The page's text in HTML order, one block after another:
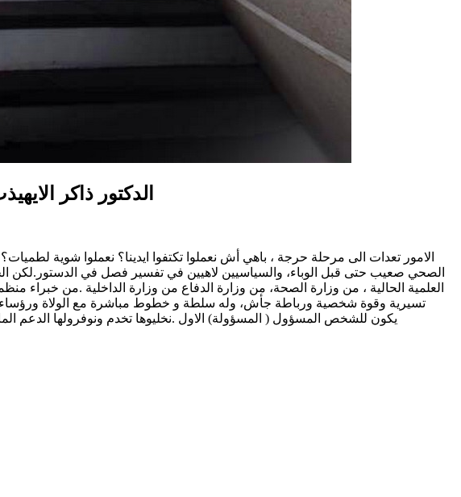
الدكتور ذاكر
الامور تعدات الى مرحلة حرجة ، باهي أش نعملوا تكتفوا ايدينا؟ نعملوا شوية
الصحي صعيب حتى قبل الوباء، والسياسيين لاهيين في تفسير فصل في الدستور.لكن
العلمية الحالية ، من وزارة الصحة، من وزارة الدفاع من وزارة الداخلية .من خبراء
تسيرية وقوة شخصية ورباطة جأش، وله سلطة و خطوط مباشرة مع الولاة ورؤساء
يكون للشخص المسؤول ( المسؤولة) الاول .نخليوها تخدم ونوفرولها الدعم